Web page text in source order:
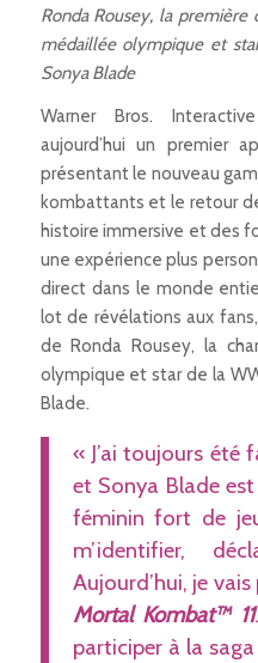
Ronda Rousey, la première
médaillée olympique et
Sonya Blade
Warner Bros.
aujourd’hui un premier
présentant le nouveau
kombattants et le retour
histoire immersive et des
une expérience plus
direct dans le monde
lot de révélations aux
de Ronda Rousey, la
olympique et star de la
Blade.
« J’ai toujours été
et Sonya Blade
féminin fort de
m’identifier,
Aujourd’hui, je
Mortal Kombat™ 11
participer à la saga